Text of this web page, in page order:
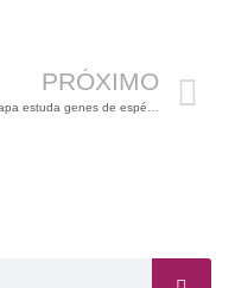
PRÓXIMO
Embrapa estuda genes de espécies nacionais